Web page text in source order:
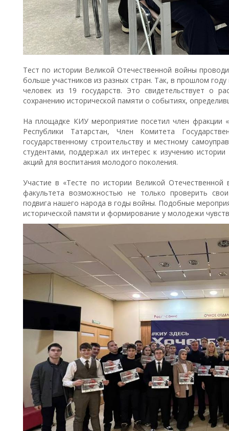
Тест по истории Великой Отечественной войны
больше участников из разных стран. Так, в прошлом
человек из 19 государств. Это свидетельствует о
сохранению исторической памяти о событиях,
На площадке КИУ мероприятие посетил член фракции
Республики Татарстан, Член Комитета
государственному строительству и местному
студентами, поддержал их интерес к изучению
акций для воспитания молодого поколения.
Участие в «Тесте по истории Великой Отечественной
факультета возможностью не только проверить
подвига нашего народа в годы войны. Подобные
исторической памяти и формирование у молодежи